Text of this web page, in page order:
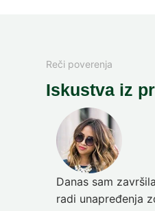
Reči poverenja
Iskustva iz
Danas sam
radi unapređenja